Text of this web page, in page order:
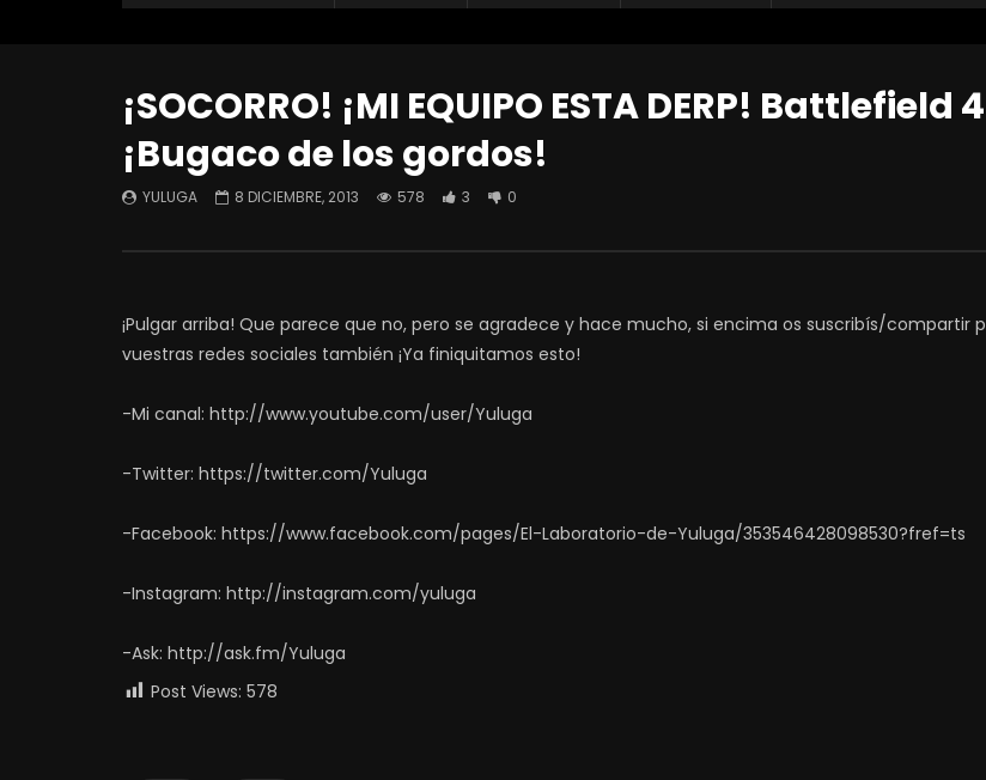
¡SOCORRO! ¡MI EQUIPO ESTA DERP! Battlefield
¡Bugaco de los gordos!
YULUGA 8 DICIEMBRE, 2013 578 3 0
¡Pulgar arriba! Que parece que no, pero se agradece y hace mucho, si encima os suscribís/compartir
vuestras redes sociales también ¡Ya finiquitamos esto!
-Mi canal: http://www.youtube.com/user/Yuluga
-Twitter: https://twitter.com/Yuluga
-Facebook: https://www.facebook.com/pages/El-Laboratorio-de-Yuluga/353546428098530?fref=ts
-Instagram: http://instagram.com/yuluga
-Ask: http://ask.fm/Yuluga
Post Views: 578